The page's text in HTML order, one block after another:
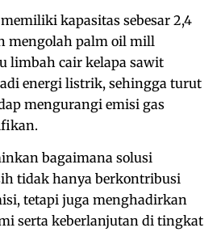
kapasitas sebesar 2,4
mengolah palm oil mill
limbah cair kelapa sawit
energi listrik, sehingga turut
mengurangi emisi gas
bagaimana solusi
tidak hanya berkontribusi
tetapi juga menghadirkan
serta keberlanjutan di tingkat